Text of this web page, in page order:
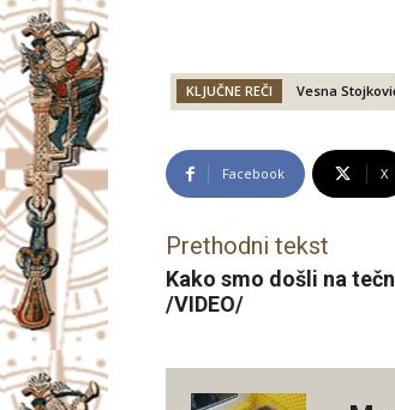
KLJUČNE REČI Vesna
Facebook X
Prethodni tekst
Kako smo došli na
/VIDEO/